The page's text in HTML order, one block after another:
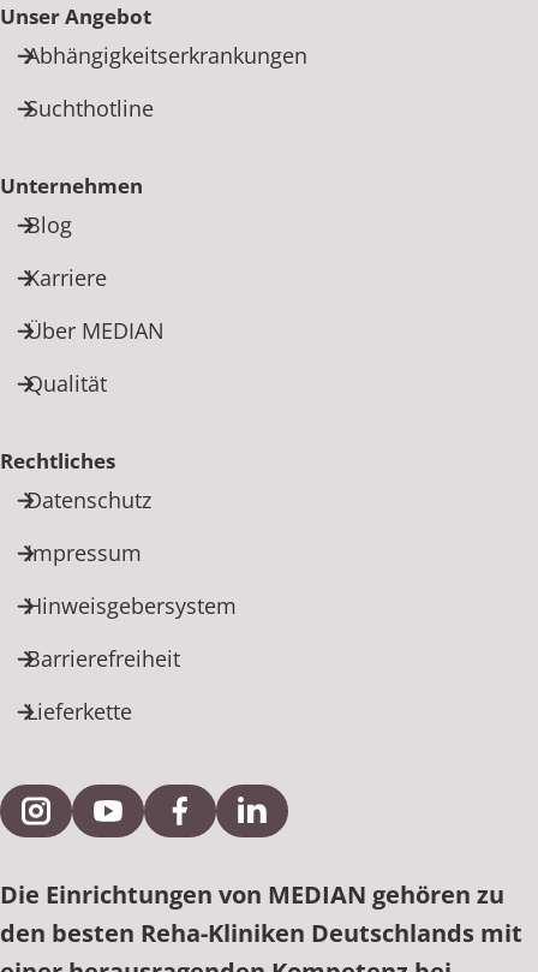
Unser Angebot
Abhängigkeitserkrankungen
Suchthotline
Unternehmen
Blog
Karriere
Über MEDIAN
Qualität
Rechtliches
Datenschutz
Impressum
Hinweisgebersystem
Barrierefreiheit
Lieferkette
Externe Verlinkung zu Instagram
Externe Verlinkung zu YouTube
Externe Verlinkung zu Facebook
Externe Verlinkung zu
Die Einrichtungen von MEDIAN gehören zu
den besten Reha-Kliniken Deutschlands mit